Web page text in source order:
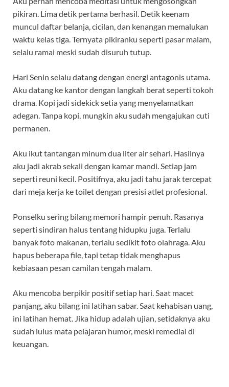
pikiran. Lima detik pertama berhasil. Detik keenam
muncul daftar belanja, cicilan, dan kenangan memalukan
waktu kelas tiga. Ternyata pikiranku seperti pasar malam,
selalu ramai meski sudah disuruh tutup.
Hari Senin selalu datang dengan energi antagonis utama.
Aku datang ke kantor dengan langkah berat seperti tokoh
drama. Kopi jadi sidekick setia yang menyelamatkan
adegan. Tanpa kopi, mungkin aku sudah mengajukan cuti
permanen.
Aku ikut tantangan minum dua liter air sehari. Hasilnya
aku jadi akrab sekali dengan kamar mandi. Setiap jam
seperti reuni kecil. Positifnya, aku jadi tahu jarak tercepat
dari meja kerja ke toilet dengan presisi atlet profesional.
Ponselku sering bilang memori hampir penuh. Rasanya
seperti sindiran halus tentang hidupku juga. Terlalu
banyak foto makanan, terlalu sedikit foto olahraga. Aku
hapus beberapa file, tapi tetap tidak menghapus
kebiasaan pesan camilan tengah malam.
Aku mencoba berpikir positif setiap hari. Saat macet
panjang, aku bilang ini latihan sabar. Saat kehabisan uang,
ini latihan hemat. Jika hidup adalah ujian, setidaknya aku
sudah lulus mata pelajaran humor, meski remedial di
keuangan.